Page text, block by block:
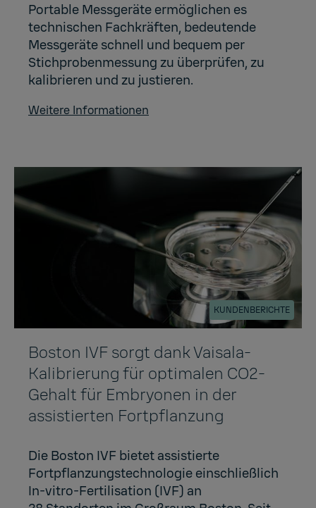
Portable Messgeräte ermöglichen es
technischen Fachkräften, bedeutende
Messgeräte schnell und bequem per
Stichprobenmessung zu überprüfen, zu
kalibrieren und zu justieren.
Weitere Informationen
KUNDENBERICHTE
Boston IVF sorgt dank Vaisala-
Kalibrierung für optimalen CO2-
Gehalt für Embryonen in der
assistierten Fortpflanzung
Die Boston IVF bietet assistierte
Fortpflanzungstechnologie einschließlich
In-vitro-Fertilisation (IVF) an